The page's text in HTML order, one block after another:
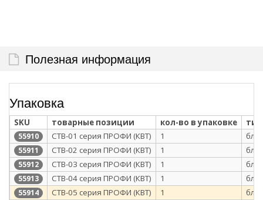
Полезная информация
Упаковка
SKU товарные позиции кол-во в упаковке
55910 CTB-01 серия ПРОФИ (КВТ) 1
55911 CTB-02 серия ПРОФИ (КВТ) 1
55912 CTB-03 серия ПРОФИ (КВТ) 1
55913 CTB-04 серия ПРОФИ (КВТ) 1
55914 CTB-05 серия ПРОФИ (КВТ) 1